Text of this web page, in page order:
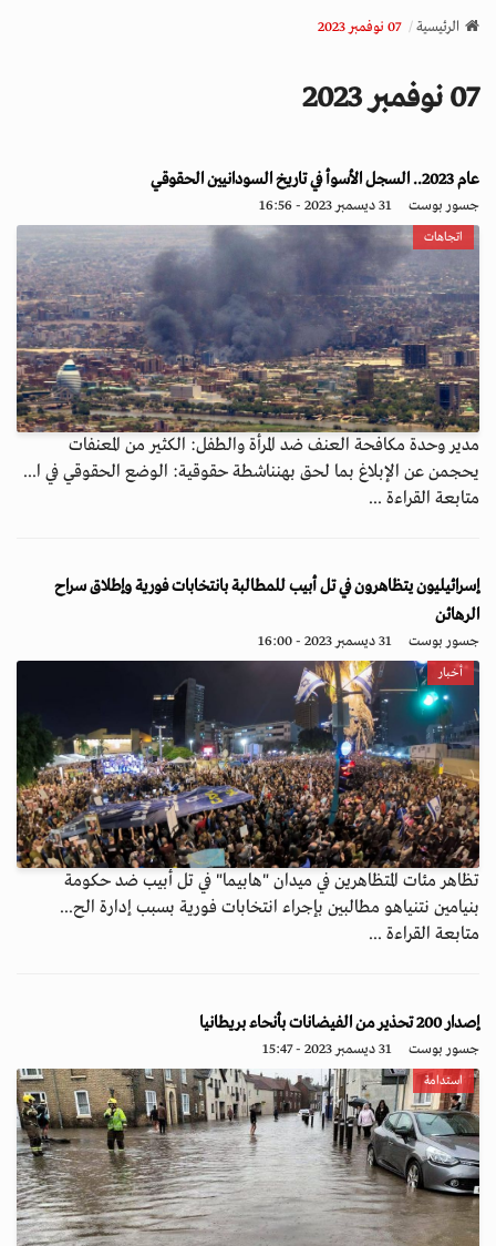
v
a
o
n
الرئيسية 07 نوفمبر 2023
07 نوفمبر 2023
عام 2023.. السجل الأسوأ في تاريخ السودانيين الحقوقي
جسور بوست 31 ديسمبر 2023 - 16:56
اتجاهات
مدير وحدة مكافحة العنف ضد المرأة والطفل: الكثير من المعنفات
يحجمن عن الإبلاغ بما لحق بهنناشطة حقوقية: الوضع الحقوقي في ا...
متابعة القراءة ...
إسرائيليون يتظاهرون في تل أبيب للمطالبة بانتخابات فورية وإطلاق سراح
الرهائن
جسور بوست 31 ديسمبر 2023 - 16:00
أخبار
تظاهر مئات المتظاهرين في ميدان "هابيما" في تل أبيب ضد حكومة
بنيامين نتنياهو مطالبين بإجراء انتخابات فورية بسبب إدارة الح...
متابعة القراءة ...
إصدار 200 تحذير من الفيضانات بأنحاء بريطانيا
جسور بوست 31 ديسمبر 2023 - 15:47
استدامة